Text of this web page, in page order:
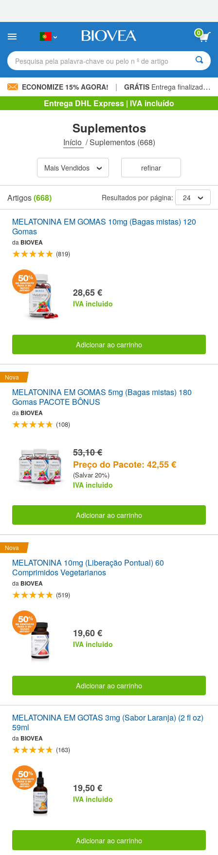
site
um
de
acessibilidade.
0
Pesquisa pela palavra-chave ou pelo n º de artigo
ECONOMIZE 15% AGORA! | GRÁTIS Entrega finalizada 60,00 € »
Entrega DHL Express | IVA incluído
Suplementos
Início /Suplementos(668)
Mais Vendidos refinar
Artigos(668) Resultados por página: 24
MELATONINA EM GOMAS 10mg (Bagas mistas) 120
Gomas
da BIOVEA
(819)
28,65 €
IVA incluido
Adicionar ao carrinho
Nova
MELATONINA EM GOMAS 5mg (Bagas mistas) 180
Gomas PACOTE BÔNUS
da BIOVEA
(108)
53,10 €
Preço do Pacote: 42,55 €
(Salvar 20%)
IVA incluido
Adicionar ao carrinho
Nova
MELATONINA 10mg (Liberação Pontual) 60
Comprimidos Vegetarianos
da BIOVEA
(519)
19,60 €
IVA incluido
Adicionar ao carrinho
MELATONINA EM GOTAS 3mg (Sabor Laranja) (2 fl oz)
59ml
da BIOVEA
(163)
19,50 €
IVA incluido
Adicionar ao carrinho